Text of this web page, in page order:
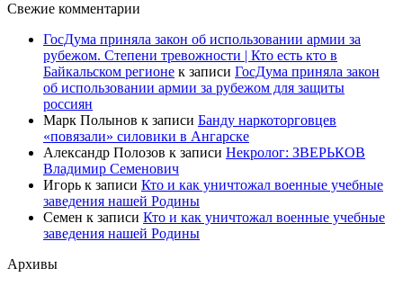
Свежие комментарии
ГосДума приняла закон об использовании армии за
рубежом. Степени тревожности | Кто есть кто в
Байкальском регионе к записи ГосДума приняла закон
об использовании армии за рубежом для защиты
россиян
Марк Полынов к записи Банду наркоторговцев
«повязали» силовики в Ангарске
Александр Полозов к записи Некролог: ЗВЕРЬКОВ
Владимир Семенович
Игорь к записи Кто и как уничтожал военные учебные
заведения нашей Родины
Семен к записи Кто и как уничтожал военные учебные
заведения нашей Родины
Архивы